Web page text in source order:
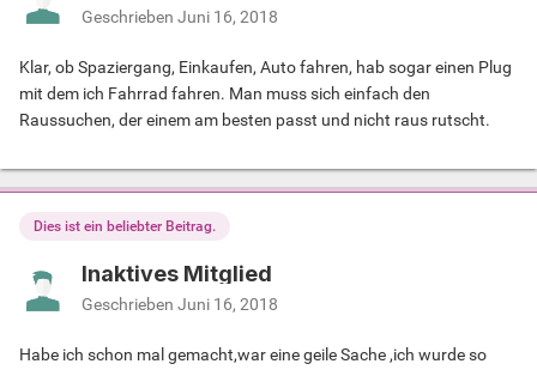
Geschrieben Juni 16, 2018
Klar, ob Spaziergang, Einkaufen, Auto fahren, hab sogar einen Plug
mit dem ich Fahrrad fahren. Man muss sich einfach den
Raussuchen, der einem am besten passt und nicht raus rutscht.
Dies ist ein beliebter Beitrag.
Inaktives Mitglied
Geschrieben Juni 16, 2018
Habe ich schon mal gemacht,war eine geile Sache ,ich wurde so